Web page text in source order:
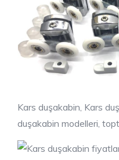
Kars duşakabin, Kars
duşakabin modelleri,